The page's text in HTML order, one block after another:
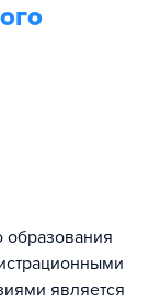
образования
является